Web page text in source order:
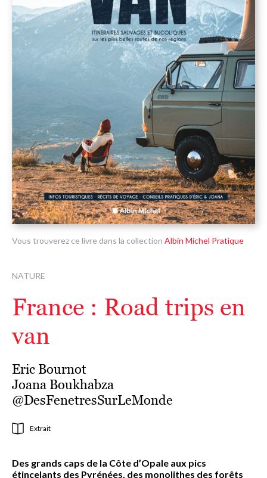
Vous trouverez ce livre dans la collection Albin Michel Pratique
NATURE
France : Road trips en
van
Eric Bournot
Joana Boukhabza
@DesFenetresSurLeMonde
Extrait
Des grands caps de la Côte d’Opale aux pics
étincelants des Pyrénées, des monolithes des forêts